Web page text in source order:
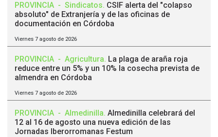
PROVINCIA - Sindicatos. CSIF alerta del "colapso
absoluto" de Extranjería y de las oficinas de
documentación en Córdoba
Viernes 7 agosto de 2026
PROVINCIA - Agricultura. La plaga de araña roja
reduce entre un 5% y un 10% la cosecha prevista de
almendra en Córdoba
Viernes 7 agosto de 2026
PROVINCIA - Almedinilla. Almedinilla celebrará del
12 al 16 de agosto una nueva edición de las
Jornadas Iberorromanas Festum